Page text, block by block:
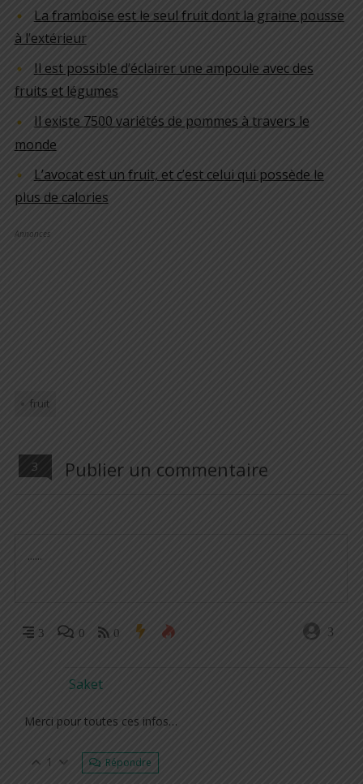
La framboise est le seul fruit dont la graine pousse
à l’extérieur
Il est possible d’éclairer une ampoule avec des
fruits et légumes
Il existe 7500 variétés de pommes à travers le
monde
L’avocat est un fruit, et c’est celui qui possède le
plus de calories
Annonces
fruit
3 Publier un commentaire
3 0 0 3
Saket
Merci pour toutes ces infos…
1 Répondre